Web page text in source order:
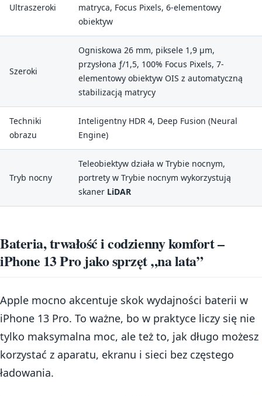
Ultraszeroki
matryca, Focus Pixels, 6-elementowy
obiektyw
Szeroki
Ogniskowa 26 mm, piksele 1,9 µm,
przysłona ƒ/1,5, 100% Focus Pixels, 7-
elementowy obiektyw OIS z automatyczną
stabilizacją matrycy
Techniki
obrazu
Inteligentny HDR 4, Deep Fusion (Neural
Engine)
Tryb nocny
Teleobiektyw działa w Trybie nocnym,
portrety w Trybie nocnym wykorzystują
skaner LiDAR
Bateria, trwałość i codzienny komfort –
iPhone 13 Pro jako sprzęt „na lata”
Apple mocno akcentuje skok wydajności baterii w
iPhone 13 Pro. To ważne, bo w praktyce liczy się nie
tylko maksymalna moc, ale też to, jak długo możesz
korzystać z aparatu, ekranu i sieci bez częstego
ładowania.